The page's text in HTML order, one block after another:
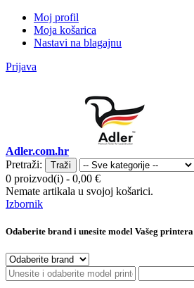
Moj profil
Moja košarica
Nastavi na blagajnu
Prijava
Adler.com.hr
Pretraži:
Traži
0 proizvod(i) - 0,00 €
Nemate artikala u svojoj košarici.
Izbornik
Odaberite brand i unesite model Vašeg printera